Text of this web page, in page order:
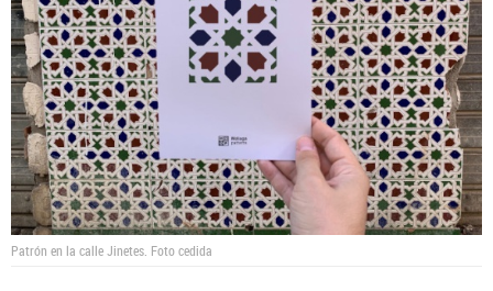
Patrón en la calle Jinetes. Foto cedida